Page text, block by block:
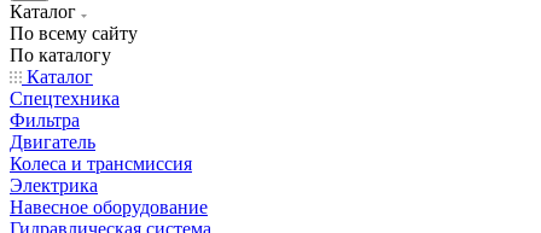
Каталог
По всему сайту
По каталогу
Каталог
Спецтехника
Фильтра
Двигатель
Колеса и трансмиссия
Электрика
Навесное оборудование
Гидравлическая система